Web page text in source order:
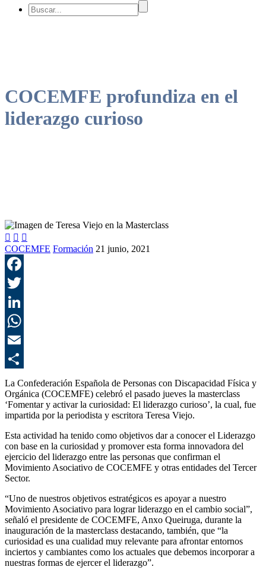
COCEMFE profundiza en el
liderazgo curioso
  
COCEMFE Formación 21 junio, 2021
La Confederación Española de Personas con Discapacidad Física y
Orgánica (COCEMFE) celebró el pasado jueves la masterclass
‘Fomentar y activar la curiosidad: El liderazgo curioso’, la cual, fue
impartida por la periodista y escritora Teresa Viejo.
Esta actividad ha tenido como objetivos dar a conocer el Liderazgo
con base en la curiosidad y promover esta forma innovadora del
ejercicio del liderazgo entre las personas que confirman el
Movimiento Asociativo de COCEMFE y otras entidades del Tercer
Sector.
“Uno de nuestros objetivos estratégicos es apoyar a nuestro
Movimiento Asociativo para lograr liderazgo en el cambio social”,
señaló el presidente de COCEMFE, Anxo Queiruga, durante la
inauguración de la masterclass destacando, también, que “la
curiosidad es una cualidad muy relevante para afrontar entornos
inciertos y cambiantes como los actuales que debemos incorporar a
nuestras formas de ejercer el liderazgo”.